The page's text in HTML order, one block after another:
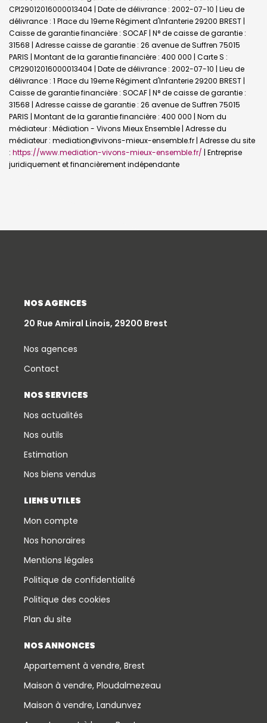
CPI29012016000013404 | Date de délivrance : 2002-07-10 | Lieu de
délivrance : 1 Place du 19eme Régiment d'Infanterie 29200 BREST |
Caisse de garantie financière : SOCAF | N° de caisse de garantie :
31568 | Adresse caisse de garantie : 26 avenue de Suffren 75015
PARIS | Montant de la garantie financière : 400 000 | Carte S :
CPI29012016000013404 | Date de délivrance : 2002-07-10 | Lieu de
délivrance : 1 Place du 19eme Régiment d'Infanterie 29200 BREST |
Caisse de garantie financière : SOCAF | N° de caisse de garantie :
31568 | Adresse caisse de garantie : 26 avenue de Suffren 75015
PARIS | Montant de la garantie financière : 400 000 | Nom du
médiateur : Médiation - Vivons Mieux Ensemble | Adresse du
médiateur : mediation@vivons-mieux-ensemble.fr | Adresse du site
: https://www.mediation-vivons-mieux-ensemble.fr/ | Entreprise
juridiquement et financièrement indépendante
NOS AGENCES
20 Rue Amiral Linois, 29200 Brest
Nos agences
Contact
NOS SERVICES
Nos actualités
Nos outils
Estimation
Nos biens vendus
LIENS UTILES
Mon compte
Nos honoraires
Mentions légales
Politique de confidentialité
Politique des cookies
Plan du site
NOS ANNONCES
Appartement à vendre, Brest
Maison à vendre, Ploudalmezeau
Maison à vendre, Landunvez